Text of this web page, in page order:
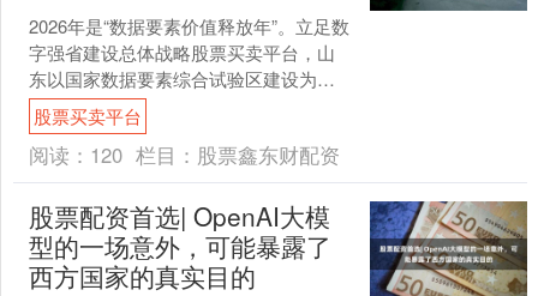
2026年是“数据要素价值释放年”。立足数
字强省建设总体战略股票买卖平台，山
东以国家数据要素综合试验区建设为核
心抓手，实施人工智能“双百工程”、产业
链“一链一集....
股票买卖平台
阅读： 120 栏目： 股票鑫东财配资
股票配资首选| OpenAI大模
型的一场意外，可能暴露了
西方国家的真实目的